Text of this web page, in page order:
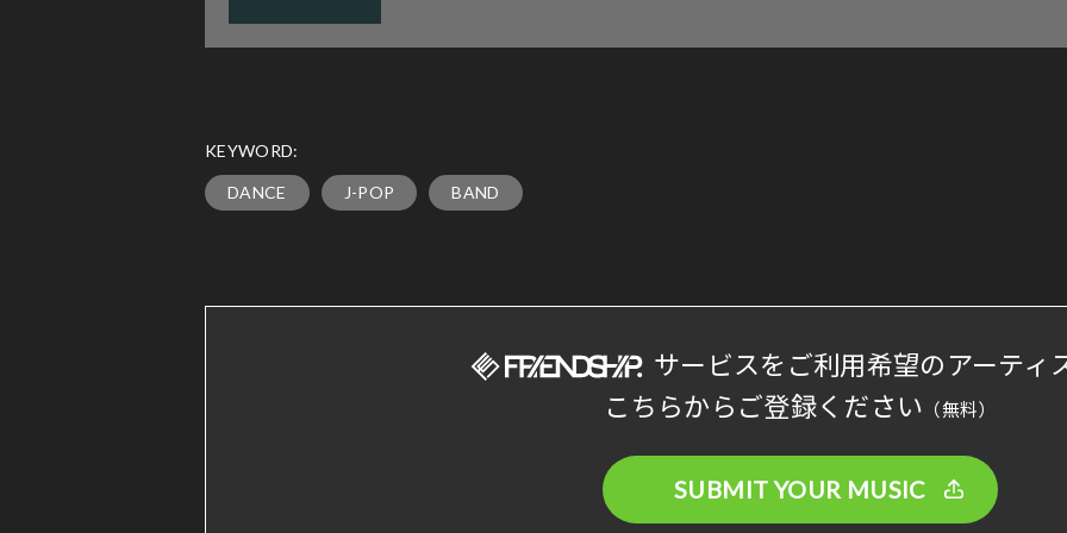
KEYWORD:
DANCE J-POP BAND
サービスをご利用希望のアーティ
こちらからご登録ください （無料）
SUBMIT YOUR MUSIC